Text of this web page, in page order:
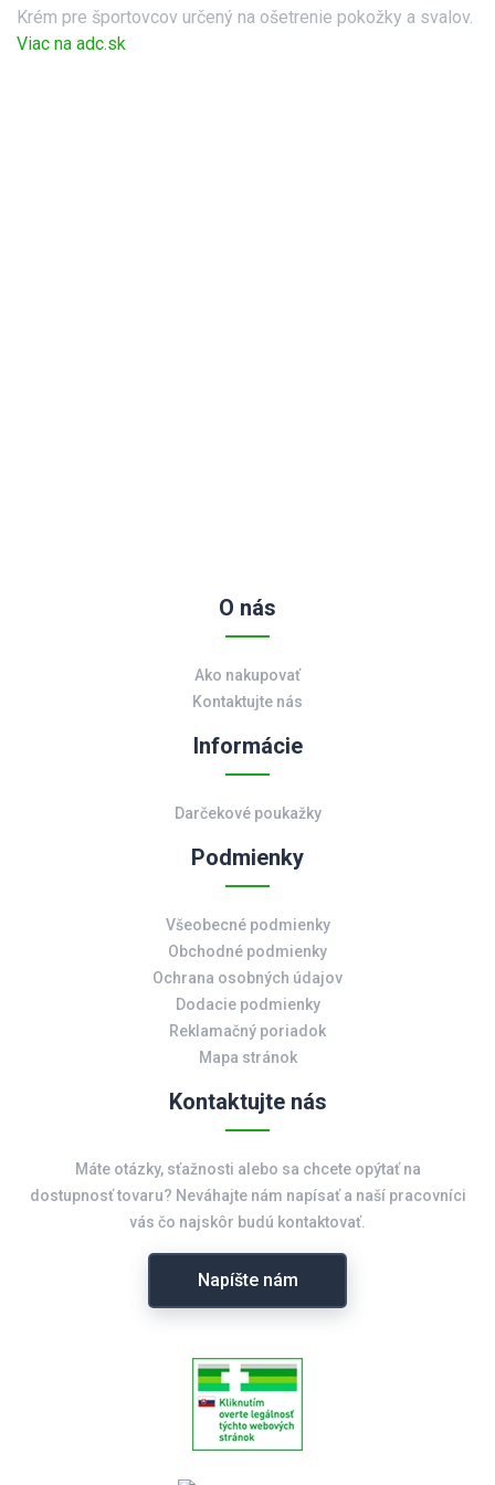
Krém pre športovcov určený na ošetrenie pokožky a svalov.
Viac na adc.sk
O nás
Ako nakupovať
Kontaktujte nás
Informácie
Darčekové poukažky
Podmienky
Všeobecné podmienky
Obchodné podmienky
Ochrana osobných údajov
Dodacie podmienky
Reklamačný poriadok
Mapa stránok
Kontaktujte nás
Máte otázky, sťažnosti alebo sa chcete opýtať na
dostupnosť tovaru? Neváhajte nám napísať a naší pracovníci
vás čo najskôr budú kontaktovať.
Napíšte nám